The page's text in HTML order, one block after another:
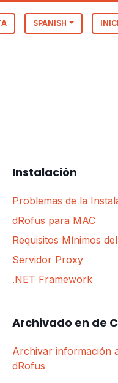
SPANISH
Instalación
Problemas de la
dRofus para MAC
Requisitos Mínimos
Servidor Proxy
.NET Framework
Archivado en de
Archivar información
dRofus